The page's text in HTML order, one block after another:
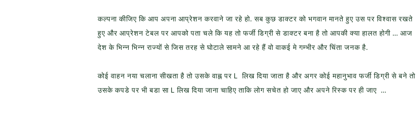
कल्पना कीजिए कि आप अपना आप्रेशन करवाने जा रहे हो. सब कुछ डाक्टर को भगवान मानते हुए उस पर विश्वास रखते
हुए और आप्रेशन टेबल पर आपको पता चले कि यह तो फर्जी डिग्री से डाक्टर बना है तो आपकी क्या हालत होगी … आज
देश के भिन्न भिन्न राज्यों से जिस तरह से घोटाले सामने आ रहे हैं वो वाकई मे गम्भीर और चिंता जनक है.
कोई वाहन नया चलाना सीखता है तो उसके वाह्न पर L लिख दिया जाता है और अगर कोई महानुभाव फर्जी डिग्री से बने तो
उसके कपडे पर भी बडा सा L लिख दिया जाना चाहिए ताकि लोग सचेत हो जाए और अपने रिस्क पर ही जाए …